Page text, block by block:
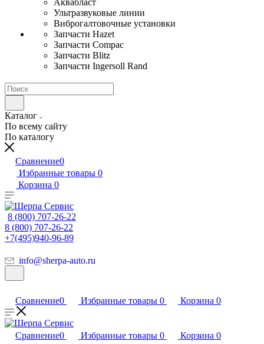
Аквабласт
Ультразвуковые линии
Виброгалтовочные установки
Запчасти Hazet
Запчасти Compac
Запчасти Blitz
Запчасти Ingersoll Rand
Каталог
По всему сайту
По каталогу
Сравнение0
Избранные товары 0
Корзина 0
8 (800) 707-26-22
8 (800) 707-26-22
+7(495)940-96-89
info@sherpa-auto.ru
Сравнение0 Избранные товары 0 Корзина 0
Сравнение0 Избранные товары 0 Корзина 0